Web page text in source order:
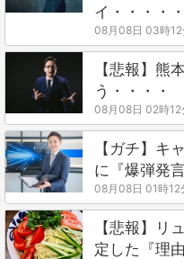
イ・・・・・
08月08日 03時12
【悲報】熊
う・・・・
08月08日 02時12
【ガチ】キ
に『爆弾発
08月08日 01時12
【悲報】リ
定した『理